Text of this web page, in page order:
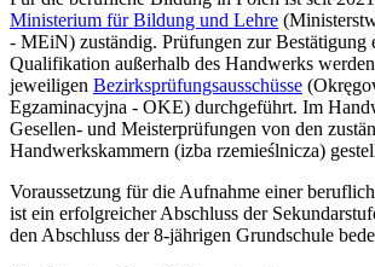
Ministerium für Bildung und Lehre
- MEiN) zuständig. Prüfungen zur Bestätigung
Qualifikation außerhalb des Handwerks
jeweiligen Bezirksprüfungsausschüsse
Egzaminacyjna - OKE) durchgeführt. Im
Gesellen- und Meisterprüfungen von den
Handwerkskammern (izba rzemieślnicza)
Voraussetzung für die Aufnahme einer
ist ein erfolgreicher Abschluss der
den Abschluss der 8-jährigen Grundschule